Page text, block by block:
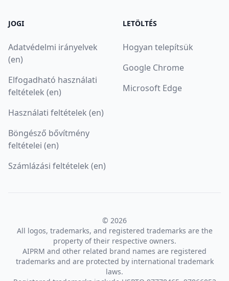
JOGI
Adatvédelmi irányelvek
(en)
Elfogadható használati
feltételek (en)
Használati feltételek (en)
Böngésző bővítmény
feltételei (en)
Számlázási feltételek (en)
LETÖLTÉS
Hogyan telepítsük
Google Chrome
Microsoft Edge
© 2026
All logos, trademarks, and registered trademarks are the
property of their respective owners.
AIPRM and other related brand names are registered
trademarks and are protected by international trademark
laws.